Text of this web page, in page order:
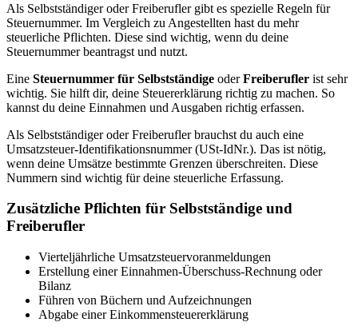
Als Selbstständiger oder Freiberufler gibt es spezielle Regeln für
Steuernummer. Im Vergleich zu Angestellten hast du mehr
steuerliche Pflichten. Diese sind wichtig, wenn du deine
Steuernummer beantragst und nutzt.
Eine Steuernummer für Selbstständige oderFreiberufler ist sehr
wichtig. Sie hilft dir, deine Steuererklärung richtig zu machen. So
kannst du deine Einnahmen und Ausgaben richtig erfassen.
Als Selbstständiger oder Freiberufler brauchst du auch eine
Umsatzsteuer-Identifikationsnummer (USt-IdNr.). Das ist nötig,
wenn deine Umsätze bestimmte Grenzen überschreiten. Diese
Nummern sind wichtig für deine steuerliche Erfassung.
Zusätzliche Pflichten für Selbstständige und
Freiberufler
Vierteljährliche Umsatzsteuervoranmeldungen
Erstellung einer Einnahmen-Überschuss-Rechnung oder
Bilanz
Führen von Büchern und Aufzeichnungen
Abgabe einer Einkommensteuererklärung